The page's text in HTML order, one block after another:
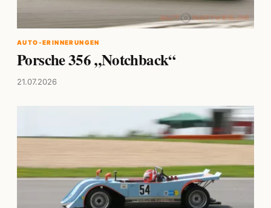
AUTO-ERINNERUNGEN
Porsche 356 „Notchback“
21.07.2026